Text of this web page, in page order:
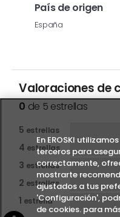
País de origen
España
Valoraciones de
0 de 5 estrellas
5 estrellas
4 estrellas
3 estrellas
2 estrellas
1 estrella
En EROSKI
terceros para
correctamente,
mostrarte
ajustados a tus
'Configuración',
de cookies. para